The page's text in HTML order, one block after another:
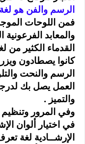
الرسم والفن هو
فمن اللوحات
والمعابد
القدماء الكثير من
كانوا يصطادون
الرسم والنحت
العمل يصل بك
والتميز .
وفي المرور
في اختيار ألوان
الإرشــادية لغة